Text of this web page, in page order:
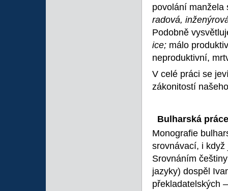
povolání
radová,
Podobně
ice; málo
neproduktivní,
V celé práci se
zákonitostí
Bulharská
Monografie
srovnávací, i
Srovnáním
jazyky) dospěl
překladatelských